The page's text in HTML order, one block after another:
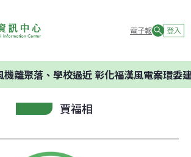
電子報 登入
落、學校過近 彰化福漢風電案環委建議
賈福相